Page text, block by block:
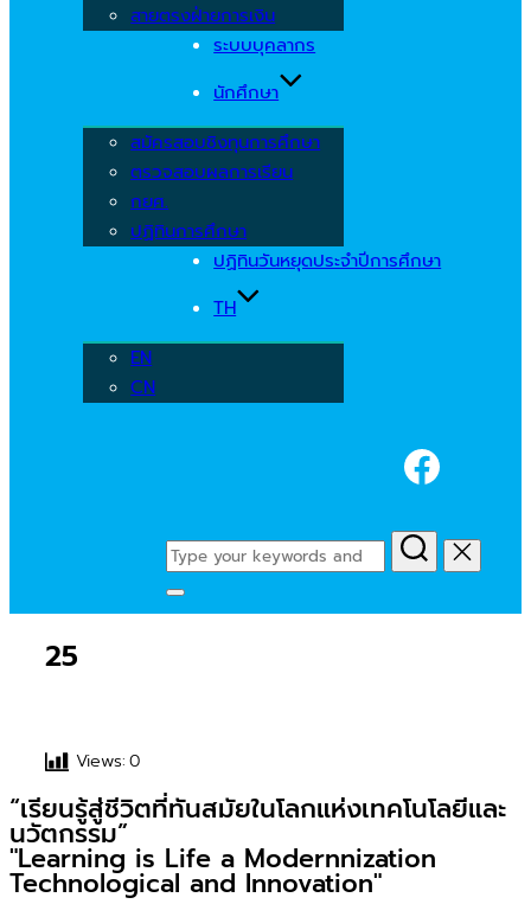
สายตรงฝ่ายการเงิน
ระบบบุคลากร
นักศึกษา
สมัครสอบชิงทุนการศึกษา
ตรวจสอบผลการเรียน
กยศ.
ปฏิทินการศึกษา
ปฏิทินวันหยุดประจำปีการศึกษา
TH
EN
CN
Search
for:
Toggle
25
Views:0
“เรียนรู้สู่ชีวิตที่ทันสมัยในโลกแห่งเทคโนโลยีและ
นวัตกรรม”
"Learning is Life a Modernnization
Technological and Innovation"